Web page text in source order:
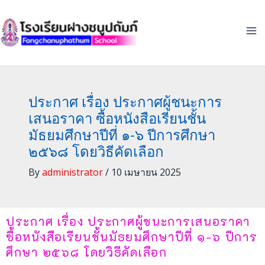
to
content
ประกาศ เรื่อง ประกาศผู้ชนะการ
เสนอราคา ซื้อหนังสือเรียนชั้น
มัธยมศึกษาปีที่ ๑-๖ ปีการศึกษา
๒๕๖๘ โดยวิธีคัดเลือก
Byadministrator/ 10 เมษายน 2025
ประกาศ เรื่อง ประกาศผู้ชนะการเสนอราคา
ซื้อหนังสือเรียนชั้นมัธยมศึกษาปีที่ ๑-๖ ปีการ
ศึกษา ๒๕๖๘ โดยวิธีคัดเลือก